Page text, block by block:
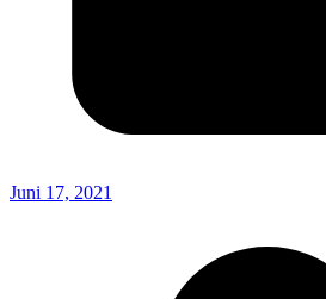
Juni 17, 2021